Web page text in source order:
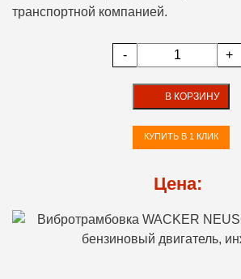
транспортной компанией.
- +
В КОРЗИНУ
КУПИТЬ В 1 КЛИК
Цена: